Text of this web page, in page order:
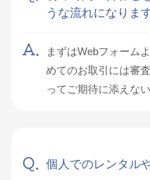
うな流れになりま
まずはWebフォーム
めてのお取引には審
ってご期待に添えな
個人でのレンタル